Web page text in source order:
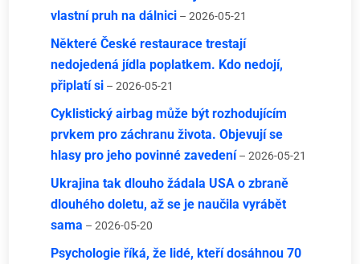
vlastní pruh na dálnici – 2026-05-21
Některé České restaurace trestají
nedojedená jídla poplatkem. Kdo nedojí,
připlatí si – 2026-05-21
Cyklistický airbag může být rozhodujícím
prvkem pro záchranu života. Objevují se
hlasy pro jeho povinné zavedení – 2026-05-21
Ukrajina tak dlouho žádala USA o zbraně
dlouhého doletu, až se je naučila vyrábět
sama – 2026-05-20
Psychologie říká, že lidé, kteří dosáhnou 70